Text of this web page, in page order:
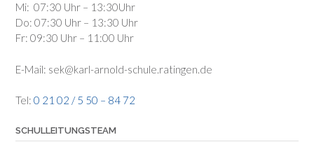
Mi: 07:30 Uhr – 13:30Uhr
Do: 07:30 Uhr – 13:30 Uhr
Fr: 09:30 Uhr – 11:00 Uhr
E-Mail: sek@karl-arnold-schule.ratingen.de
Tel: 0 21 02 / 5 50 – 84 72
SCHULLEITUNGSTEAM